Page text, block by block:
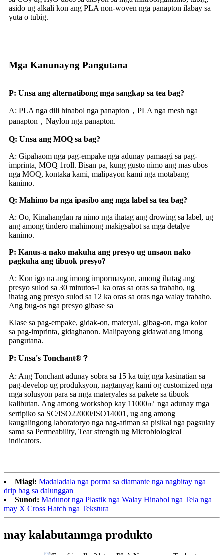
asido ug alkali kon ang PLA non-woven nga panapton ilabay sa
yuta o tubig.
Mga Kanunayng Pangutana
P: Unsa ang alternatibong mga sangkap sa tea bag?
A: PLA nga dili hinabol nga panapton，PLA nga mesh nga
panapton，Naylon nga panapton.
Q: Unsa ang MOQ sa bag?
A: Gipahaom nga pag-empake nga adunay pamaagi sa pag-
imprinta, MOQ 1roll. Bisan pa, kung gusto nimo ang mas ubos
nga MOQ, kontaka kami, malipayon kami nga motabang
kanimo.
Q: Mahimo ba nga ipasibo ang mga label sa tea bag?
A: Oo, Kinahanglan ra nimo nga ihatag ang drowing sa label, ug
ang among tindero mahimong makigsabot sa mga detalye
kanimo.
P: Kanus-a nako makuha ang presyo ug unsaon nako
pagkuha ang tibuok presyo?
A: Kon igo na ang imong impormasyon, among ihatag ang
presyo sulod sa 30 minutos-1 ka oras sa oras sa trabaho, ug
ihatag ang presyo sulod sa 12 ka oras sa oras nga walay trabaho.
Ang bug-os nga presyo gibase sa
Klase sa pag-empake, gidak-on, materyal, gibag-on, mga kolor
sa pag-imprinta, gidaghanon. Malipayong gidawat ang imong
pangutana.
P: Unsa's Tonchant®？
A: Ang Tonchant adunay sobra sa 15 ka tuig nga kasinatian sa
pag-develop ug produksyon, nagtanyag kami og customized nga
mga solusyon para sa mga materyales sa pakete sa tibuok
kalibutan. Ang among workshop kay 11000㎡ nga adunay mga
sertipiko sa SC/ISO22000/ISO14001, ug ang among
kaugalingong laboratoryo nga nag-atiman sa pisikal nga pagsulay
sama sa Permeability, Tear strength ug Microbiological
indicators.
Miagi: Madaladala nga porma sa diamante nga nagbitay nga
drip bag sa dalunggan
Sunod: Madunot nga Plastik nga Walay Hinabol nga Tela nga
may X Cross Hatch nga Tekstura
may kalabutanmga produkto